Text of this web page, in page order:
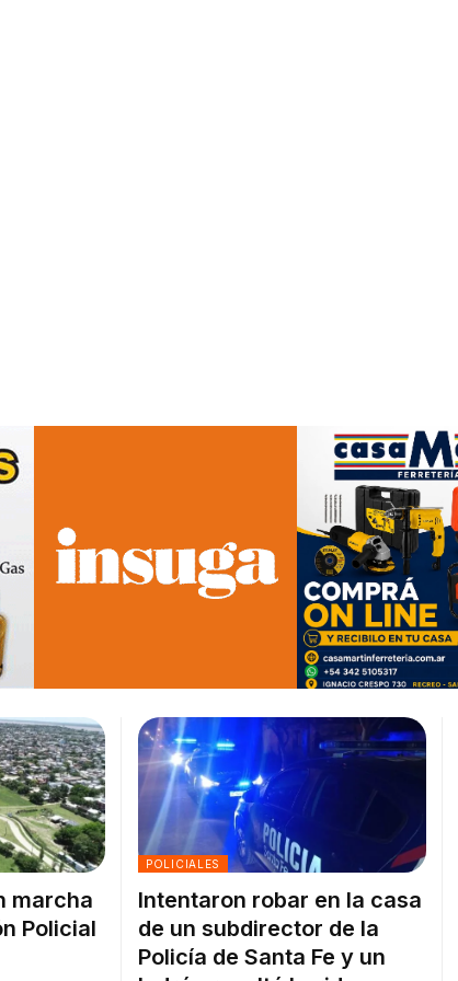
marcha
Policial
POLICIALES
Intentaron robar en la casa
de un subdirector de la
Policía de Santa Fe y un